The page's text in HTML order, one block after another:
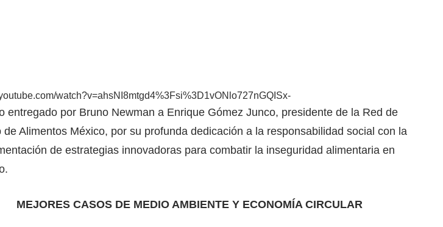
watch?v=ahsNI8mtgd4%3Fsi%3D1vONlo727nGQISx-
entregado por Bruno Newman a Enrique Gómez Junco, presidente de la Red de
de Alimentos México, por su profunda dedicación a la responsabilidad social con la
de estrategias innovadoras para combatir la inseguridad alimentaria en
MEJORES CASOS DE MEDIO AMBIENTE Y ECONOMÍA CIRCULAR